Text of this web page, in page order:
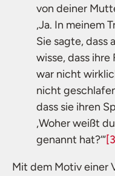
von deiner
,Ja. In meinem
Sie sagte, dass
wisse, dass ihre
war nicht
nicht
dass sie ihren
,Woher weißt
genannt hat?‘“
Mit dem Motiv einer